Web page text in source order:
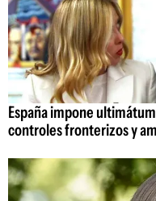
España impone
controles fronterizos y